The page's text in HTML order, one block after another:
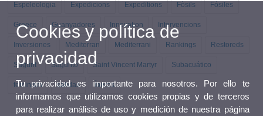
Espeleologia Expedicions Expeditions Fòsils Fósiles
Greece Guanyadores Innovation Intervencions
Inversiones Mediterran Mediterrani Rankings Restoreds
Sagunt Sagunto Saint Vincent Martyr Subacuático
feminism salidas Íberos
Cookies y política de
privacidad
Tu privacidad es importante para nosotros. Por ello te
informamos que utilizamos cookies propias y de terceros
para realizar análisis de uso y medición de nuestra página